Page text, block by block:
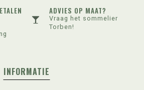
ADVIES OP MAAT?
Vraag het sommelier
Torben!
INFORMATIE